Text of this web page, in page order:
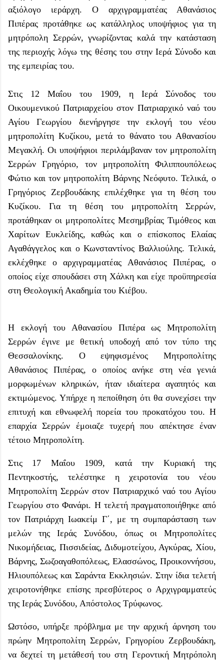
αξιόλογο ιεράρχη. Ο αρχιγραμματέας Αθανάσιος
Πιπέρας προτάθηκε ως κατάλληλος υποψήφιος για τη
μητρόπολη Σερρών, γνωρίζοντας καλά την κατάσταση
της περιοχής λόγω της θέσης του στην Ιερά Σύνοδο και
της εμπειρίας του.
Στις 12 Μαΐου του 1909, η Ιερά Σύνοδος του
Οικουμενικού Πατριαρχείου στον Πατριαρχικό ναό του
Αγίου Γεωργίου διενήργησε την εκλογή του νέου
μητροπολίτη Κυζίκου, μετά το θάνατο του Αθανασίου
Μεγακλή. Οι υποψήφιοι περιλάμβαναν τον μητροπολίτη
Σερρών Γρηγόριο, τον μητροπολίτη Φιλιππουπόλεως
Φώτιο και τον μητροπολίτη Βάρνης Νεόφυτο. Τελικά, ο
Γρηγόριος Ζερβουδάκης επιλέχθηκε για τη θέση του
Κυζίκου. Για τη θέση του μητροπολίτη Σερρών,
προτάθηκαν οι μητροπολίτες Μεσημβρίας Τιμόθεος και
Χαρίτων Ευκλείδης, καθώς και ο επίσκοπος Ελαίας
Αγαθάγγελος και ο Κωνσταντίνος Βαλλιούλης. Τελικά,
εκλέχθηκε ο αρχιγραμματέας Αθανάσιος Πιπέρας, ο
οποίος είχε σπουδάσει στη Χάλκη και είχε προϋπηρεσία
στη Θεολογική Ακαδημία του Κιέβου.
Η εκλογή του Αθανασίου Πιπέρα ως Μητροπολίτη
Σερρών έγινε με θετική υποδοχή από τον τύπο της
Θεσσαλονίκης. Ο εψηφισμένος Μητροπολίτης
Αθανάσιος Πιπέρας, ο οποίος ανήκε στη νέα γενιά
μορφωμένων κληρικών, ήταν ιδιαίτερα αγαπητός και
εκτιμώμενος. Υπήρχε η πεποίθηση ότι θα συνεχίσει την
επιτυχή και εθνωφελή πορεία του προκατόχου του. Η
επαρχία Σερρών έμοιαζε τυχερή που απέκτησε έναν
τέτοιο Μητροπολίτη.
Στις 17 Μαΐου 1909, κατά την Κυριακή της
Πεντηκοστής, τελέστηκε η χειροτονία του νέου
Μητροπολίτη Σερρών στον Πατριαρχικό ναό του Αγίου
Γεωργίου στο Φανάρι. Η τελετή πραγματοποιήθηκε από
τον Πατριάρχη Ιωακείμ Γ΄, με τη συμπαράσταση των
μελών της Ιεράς Συνόδου, όπως οι Μητροπολίτες
Νικομήδειας, Πισσιδείας, Διδυμοτείχου, Αγκύρας, Χίου,
Βάρνης, Σωζοαγαθοπόλεως, Ελασσώνος, Προικοννήσου,
Ηλιουπόλεως και Σαράντα Εκκλησιών. Στην ίδια τελετή
χειροτονήθηκε επίσης πρεσβύτερος ο Αρχιγραμματεύς
της Ιεράς Συνόδου, Απόστολος Τρύφωνος.
Ωστόσο, υπήρξε πρόβλημα με την αρχική άρνηση του
πρώην Μητροπολίτη Σερρών, Γρηγορίου Ζερβουδάκη,
να δεχτεί τη μετάθεσή του στη Γεροντική Μητρόπολη